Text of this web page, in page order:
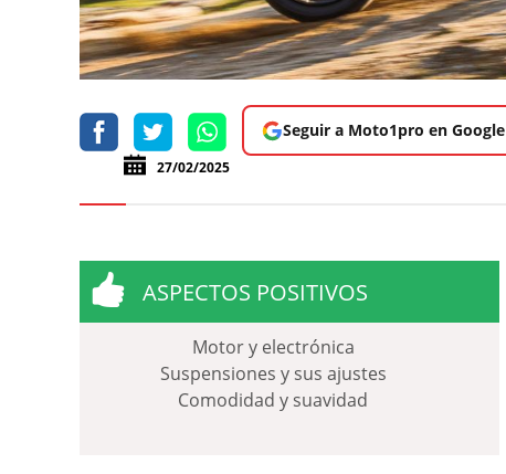
Seguir a Moto1pro en Google
27/02/2025
ASPECTOS POSITIVOS
Motor y electrónica
Suspensiones y sus ajustes
Comodidad y suavidad